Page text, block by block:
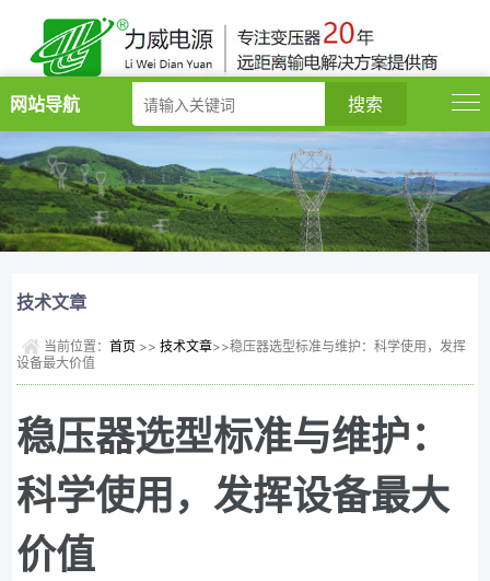
网站导航
技术文章
当前位置：首页 >>技术文章>>​稳压器选型标准与维护：科学使用，发挥
设备最大价值
​稳压器选型标准与维护：
科学使用，发挥设备最大
价值